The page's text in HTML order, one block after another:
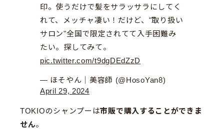
印。使うだけで髪をサラッサラにしてく
れて、メッチャ凄い！だけど、"取り扱い
サロン"全国で限定されてて入手困難み
たい。探してみて。
pic.twitter.com/t9dgDEdZzD
— ほそやん｜美容師 (@HosoYan8)
April 29, 2024
TOKIOのシャンプーは市販で購入することができま
せん。